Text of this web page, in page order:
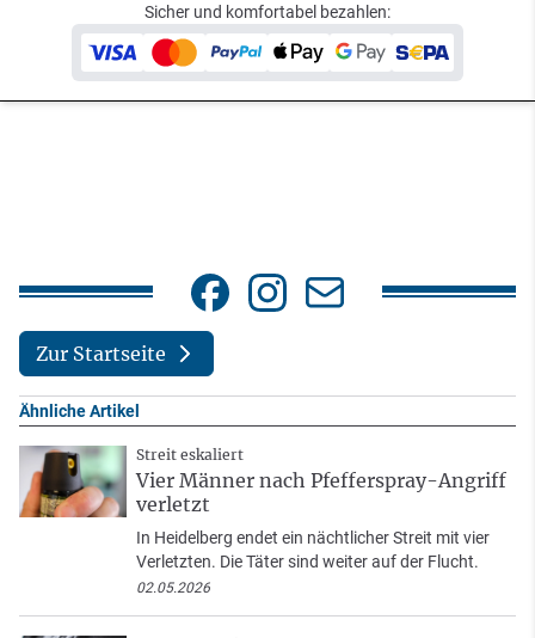
Sicher und komfortabel bezahlen:
Zur Startseite
Ähnliche Artikel
Streit eskaliert
Vier Männer nach Pfefferspray-Angriff
verletzt
In Heidelberg endet ein nächtlicher Streit mit vier
Verletzten. Die Täter sind weiter auf der Flucht.
02.05.2026